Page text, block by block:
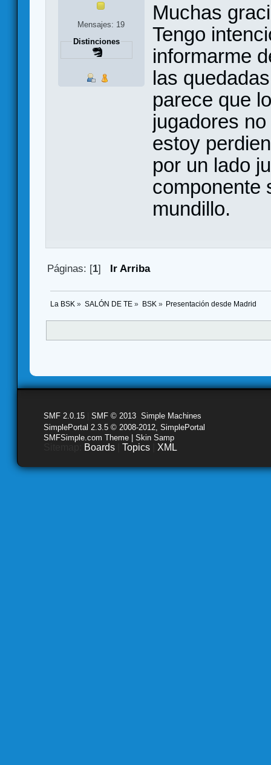
Mensajes: 19
Distinciones
Muchas
Tengo
informarme
las
parece que
jugadores
estoy
por un lado
componente
mundillo.
Páginas: [1] Ir Arriba
La BSK » SALÓN DE TE» BSK » Presentación desde Madrid
SMF 2.0.15 SMF © 2013 Simple Machines
SimplePortal 2.3.5 © 2008-2012, SimplePortal
SMFSimple.com Theme | Skin Samp
Boards Topics XML